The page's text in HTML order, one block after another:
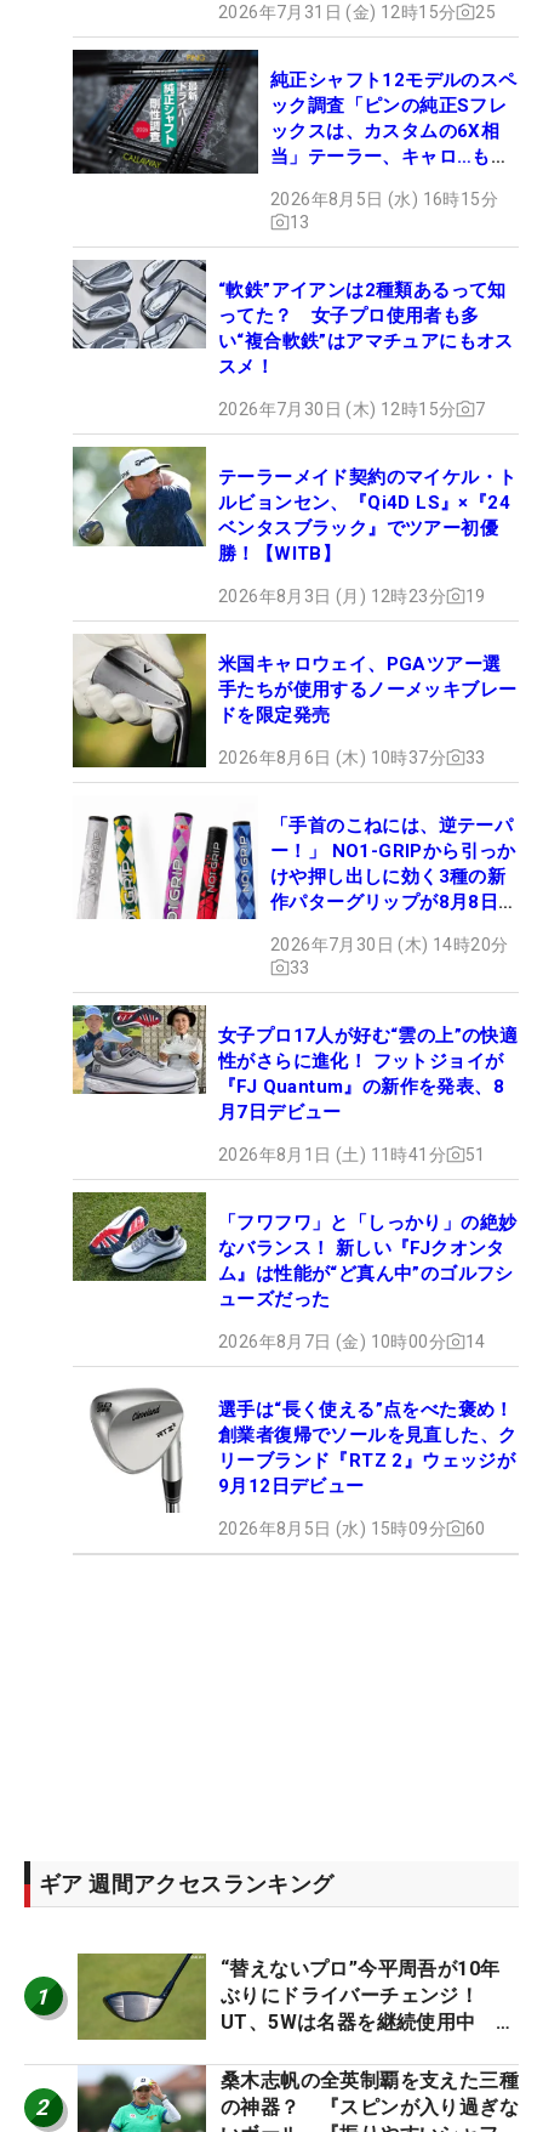
2026年7月31日 (金) 12時15分 25
純正シャフト12モデルのスペ
ック調査「ピンの純正Sフレ
ックスは、カスタムの6X相
当」テーラー、キャロ…もチ
2026年8月5日 (水) 16時15分
13
“軟鉄”アイアンは2種類あるって知
ってた？ 女子プロ使用者も多
い“複合軟鉄”はアマチュアにもオス
スメ！
2026年7月30日 (木) 12時15分 7
テーラーメイド契約のマイケル・ト
ルビョンセン、『Qi4D LS』×『24
ベンタスブラック』でツアー初優
勝！【WITB】
2026年8月3日 (月) 12時23分 19
米国キャロウェイ、PGAツアー選
手たちが使用するノーメッキブレー
ドを限定発売
2026年8月6日 (木) 10時37分 33
「手首のこねには、逆テーパ
ー！」 NO1-GRIPから引っか
けや押し出しに効く3種の新
作パターグリップが8月8日デ
2026年7月30日 (木) 14時20分
33
女子プロ17人が好む“雲の上”の快適
性がさらに進化！ フットジョイが
『FJ Quantum』の新作を発表、8
月7日デビュー
2026年8月1日 (土) 11時41分 51
「フワフワ」と「しっかり」の絶妙
なバランス！ 新しい『FJクオンタ
ム』は性能が“ど真ん中”のゴルフシ
ューズだった
2026年8月7日 (金) 10時00分 14
選手は“長く使える”点をべた褒め！
創業者復帰でソールを見直した、ク
リーブランド『RTZ 2』ウェッジが
9月12日デビュー
2026年8月5日 (水) 15時09分 60
ギア 週間アクセスランキング
1
“替えないプロ”今平周吾が10年
ぶりにドライバーチェンジ！
UT、5Wは名器を継続使用中 #
2
桑木志帆の全英制覇を支えた三種
の神器？ 『スピンが入り過ぎな